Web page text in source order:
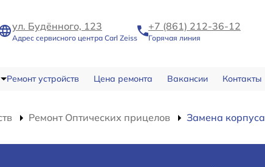
ул. Будённого, 123
Адрес сервисного центра Carl Zeiss
+7 (861) 212-36-12
Горячая линия
Ремонт устройств Цена ремонта Вакансии Контакты
Ремонт Оптических прицелов Замена корпуса